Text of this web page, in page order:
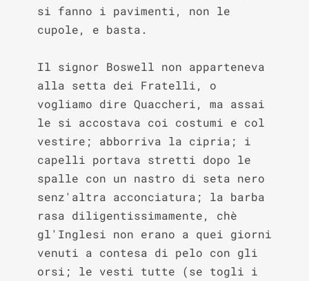
si fanno i pavimenti, non le
cupole, e basta.
Il signor Boswell non apparteneva
alla setta dei Fratelli, o
vogliamo dire Quaccheri, ma assai
le si accostava coi costumi e col
vestire; abborriva la cipria; i
capelli portava stretti dopo le
spalle con un nastro di seta nero
senz'altra acconciatura; la barba
rasa diligentissimamente, chè
gl'Inglesi non erano a quei giorni
venuti a contesa di pelo con gli
orsi; le vesti tutte (se togli i